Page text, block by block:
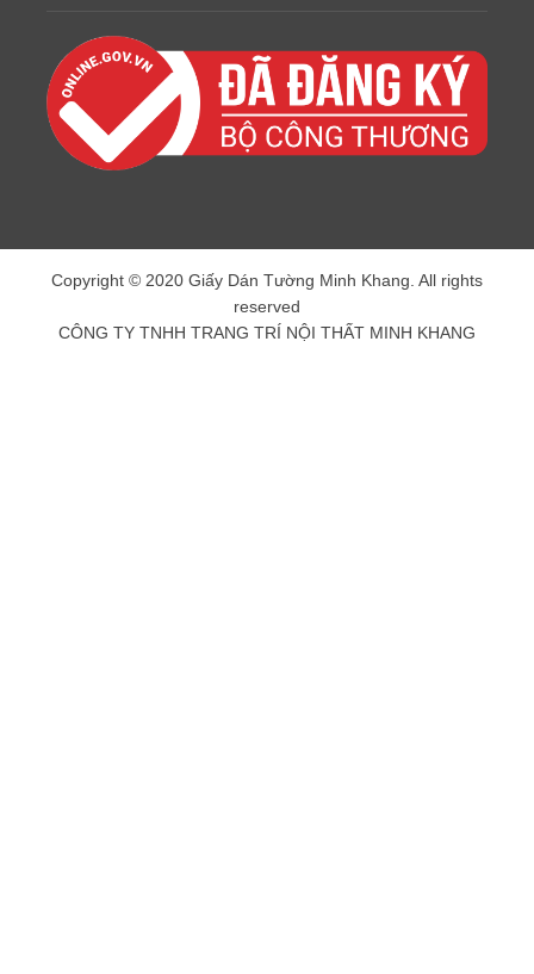
Copyright © 2020 Giấy Dán Tường Minh Khang. All rights
reserved
CÔNG TY TNHH TRANG TRÍ NỘI THẤT MINH KHANG